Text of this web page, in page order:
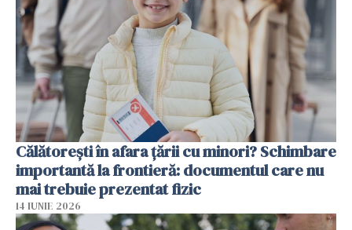
Călătorești în afara țării cu minori? Schimbare
importantă la frontieră: documentul care nu
mai trebuie prezentat fizic
14 IUNIE 2026